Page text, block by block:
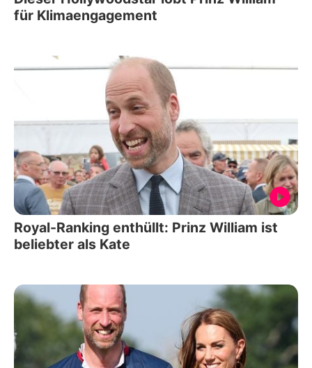
für Klimaengagement
Royal-Ranking enthüllt: Prinz William ist
beliebter als Kate